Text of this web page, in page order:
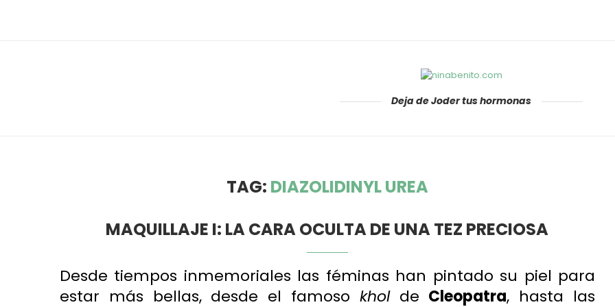
Deja de Joder tus hormonas
TAG: DIAZOLIDINYL UREA
MAQUILLAJE I: LA CARA OCULTA DE UNA TEZ PRECIOSA
Desde tiempos inmemoriales las féminas han pintado su piel para
estar más bellas, desde el famoso kholde Cleopatra, hasta las